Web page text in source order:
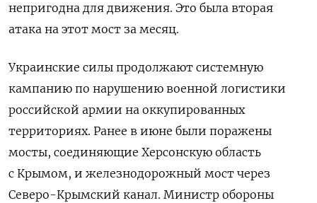
непригодна для движения. Это была вторая
атака на этот мост за месяц.
Украинские силы продолжают системную
кампанию по нарушению военной логистики
российской армии на оккупированных
территориях. Ранее в июне были поражены
мосты, соединяющие Херсонскую область
с Крымом, и железнодорожный мост через
Северо-Крымский канал. Министр обороны